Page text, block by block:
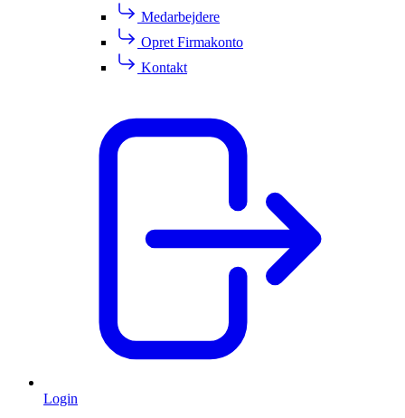
Medarbejdere
Opret Firmakonto
Kontakt
Login